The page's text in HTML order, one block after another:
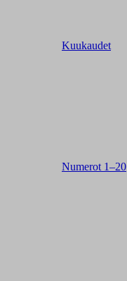
Kuukaudet
Numerot 1–20